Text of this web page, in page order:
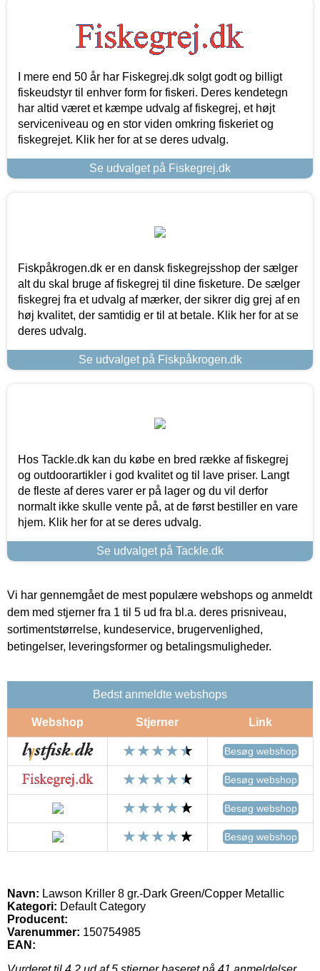
I mere end 50 år har Fiskegrej.dk solgt godt og billigt
fiskeudstyr til enhver form for fiskeri. Deres kendetegn
har altid været et kæmpe udvalg af fiskegrej, et højt
serviceniveau og en stor viden omkring fiskeriet og
fiskegrejet. Klik her for at se deres udvalg.
Se udvalget på Fiskegrej.dk
Fiskpåkrogen.dk er en dansk fiskegrejsshop der sælger
alt du skal bruge af fiskegrej til dine fisketure. De sælger
fiskegrej fra et udvalg af mærker, der sikrer dig grej af en
høj kvalitet, der samtidig er til at betale. Klik her for at se
deres udvalg.
Se udvalget på Fiskpåkrogen.dk
Hos Tackle.dk kan du købe en bred række af fiskegrej
og outdoorartikler i god kvalitet og til lave priser. Langt
de fleste af deres varer er på lager og du vil derfor
normalt ikke skulle vente på, at de først bestiller en vare
hjem. Klik her for at se deres udvalg.
Se udvalget på Tackle.dk
Vi har gennemgået de mest populære webshops og anmeldt
dem med stjerner fra 1 til 5 ud fra bl.a. deres prisniveau,
sortimentstørrelse, kundeservice, brugervenlighed,
betingelser, leveringsformer og betalingsmuligheder.
Bedst anmeldte webshops
Webshop Stjerner Link
Besøg webshop
Besøg webshop
Besøg webshop
Besøg webshop
Navn: Lawson Kriller 8 gr.-Dark Green/Copper Metallic
Kategori: Default Category
Producent:
Varenummer: 150754985
EAN: